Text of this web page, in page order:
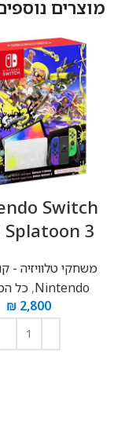
נפח אחסון פנימי
128GB
ערכת שבבים
Exynos 2400
מעבד
Cortex-A520
מספר ליבות
10 ליבות
מהירות מעבד
מאיץ גרפי
Xclipse 940
מוצרים
Switch
Splatoon 3
משחקי טלוויזיה -
Nintendo
, כל
₪ 2,800